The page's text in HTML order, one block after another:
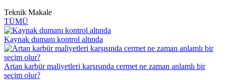
Teknik Makale
TÜMÜ
Kaynak dumanı kontrol altında
Artan karbür maliyetleri karşısında cermet ne zaman anlamlı bir
seçim olur?